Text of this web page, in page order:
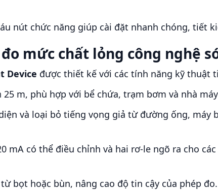
nút chức năng giúp cài đặt nhanh chóng, tiết
mức chất lỏng công nghệ
Device được thiết kế với các tính năng kỹ thuật
m, phù hợp với bể chứa, trạm bơm và nhà
và loại bỏ tiếng vọng giả từ đường ống, máy
mA có thể điều chỉnh và hai rơ-le ngõ ra cho
bọt hoặc bùn, nâng cao độ tin cậy của phép đo.